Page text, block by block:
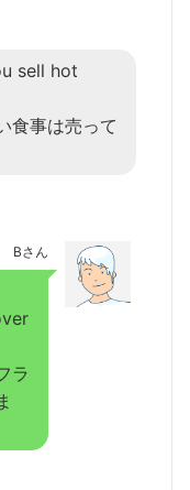
sell hot
食事は売って
Bさん
ラ